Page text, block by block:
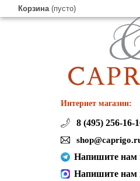
Корзина (пусто)
Интернет магазин:
8 (495) 256-16-
Напишите нам
Напишите нам